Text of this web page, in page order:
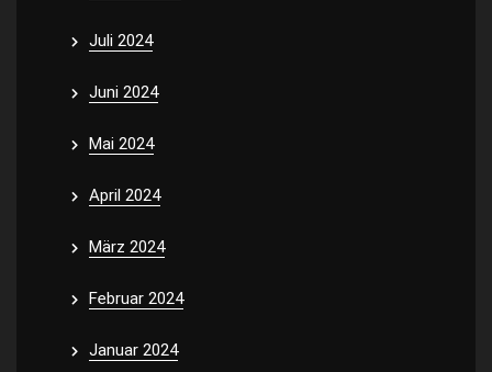
Juli 2024
Juni 2024
Mai 2024
April 2024
März 2024
Februar 2024
Januar 2024